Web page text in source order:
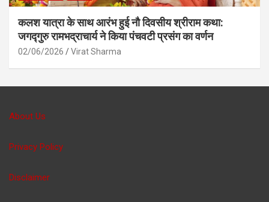
कलश यात्रा के साथ आरंभ हुई नौ दिवसीय श्रीराम कथा:
जगद्गुरु रामभद्राचार्य ने किया पंचवटी प्रसंग का वर्णन
02/06/2026 Virat Sharma
About Us
Privacy Policy
Disclaimer